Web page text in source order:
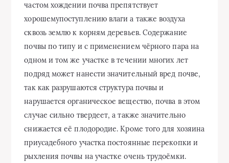
частом хождении почва препятствует
хорошемупоступлению влаги а также воздуха
сквозь землю к корням деревьев. Содержание
почвы по типу и с применением чёрного пара на
одном и том же участке в течении многих лет
подряд может нанести значительный вред почве,
так как разрушаются структура почвы и
нарушается органическое вещество, почва в этом
случае сильно твердеет, а также значительно
снижается её плодородие. Кроме того для хозяина
приусадебного участка постоянные перекопки и
рыхления почвы на участке очень трудоёмки.